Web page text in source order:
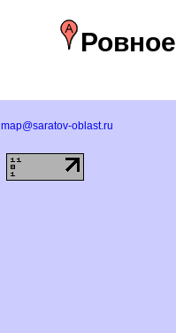
Ровное
map@saratov-oblast.ru